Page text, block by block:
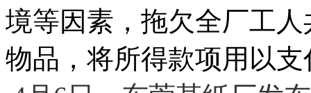
境等因素，拖欠全厂工
物品，将所得款项用以